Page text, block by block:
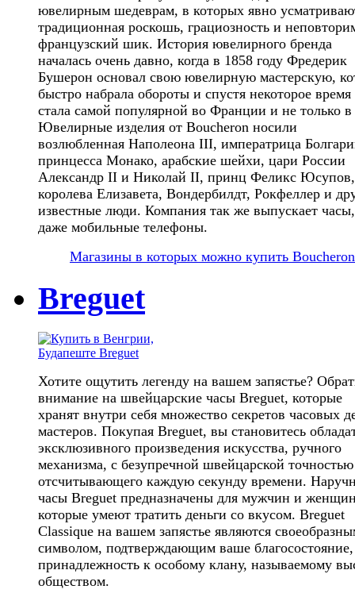
ювелирным шедеврам, в которых явно
традиционная роскошь, грациозность и
французский шик. История ювелирного бренда
началась очень давно, когда в 1858 году Фредерик
Бушерон основал свою ювелирную мастерскую,
быстро набрала обороты и спустя некоторое время
стала самой популярной во Франции и не только
Ювелирные изделия от Boucheron носили
возлюбленная Наполеона III, императрица
принцесса Монако, арабские шейхи, цари России
Александр II и Николай II, принц Феликс Юсупов,
королева Елизавета, Вондербилдт, Рокфеллер и
известные люди. Компания так же выпускает
даже мобильные телефоны.
Магазины в которых можно купить Boucheron
Breguet
Хотите ощутить легенду на вашем запястье?
внимание на швейцарские часы Breguet, которые
хранят внутри себя множество секретов часовых
мастеров. Покупая Breguet, вы становитесь
эксклюзивного произведения искусства, ручного
механизма, с безупречной швейцарской точностью
отсчитывающего каждую секунду времени.
часы Breguet предназначены для мужчин и
которые умеют тратить деньги со вкусом. Breguet
Classique на вашем запястье являются
символом, подтверждающим ваше благосостояние,
принадлежность к особому клану, называемому
обществом.